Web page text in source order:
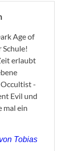
Age of
Schule!
erlaubt
-
Evil und
mal ein
Tobias